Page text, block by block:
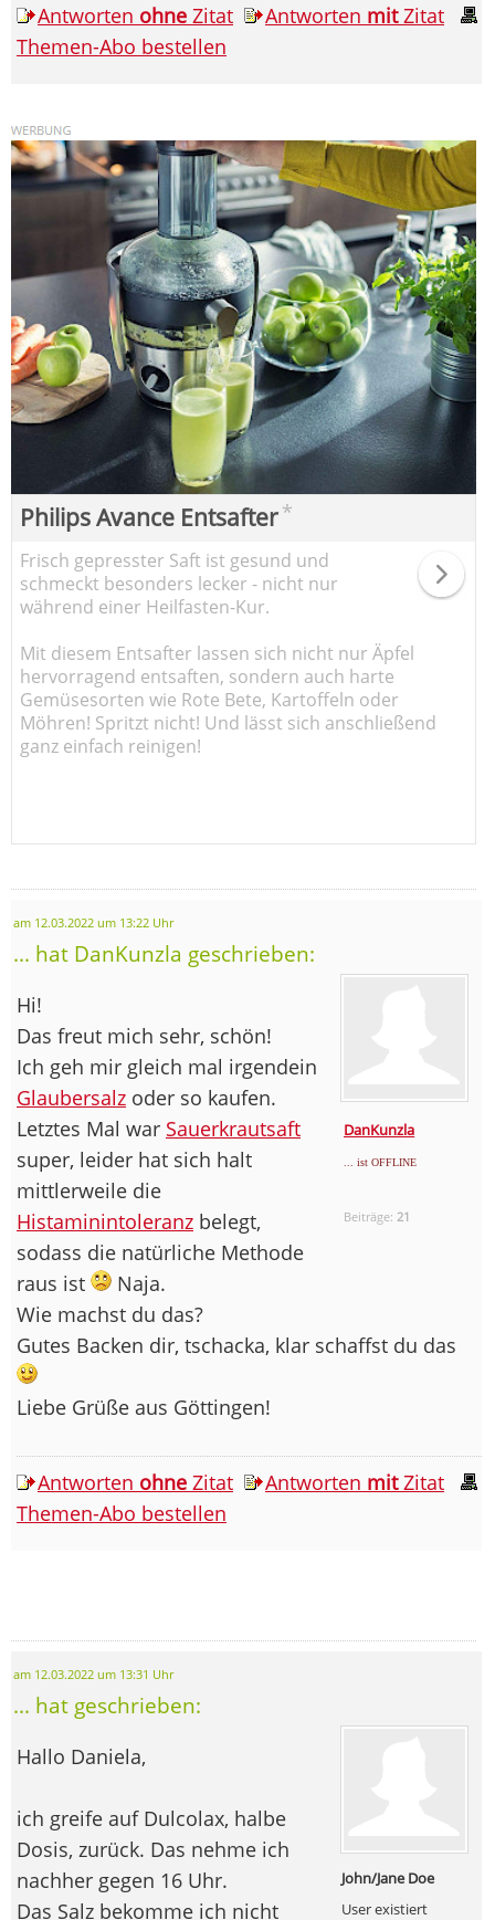
Antworten ohne Zitat Antworten mitZitat
Themen-Abo bestellen
Philips Avance Entsafter*
Frisch gepresster Saft ist gesund und
schmeckt besonders lecker - nicht nur
während einer Heilfasten-Kur.
Mit diesem Entsafter lassen sich nicht nur Äpfel
hervorragend entsaften, sondern auch harte
Gemüsesorten wie Rote Bete, Kartoffeln oder
Möhren! Spritzt nicht! Und lässt sich anschließend
ganz einfach reinigen!
am 12.03.2022 um 13:22 Uhr
... hat DanKunzla geschrieben:
DanKunzla
... ist OFFLINE
Beiträge: 21
Hi!
Das freut mich sehr, schön!
Ich geh mir gleich mal irgendein
Glaubersalz oder so kaufen.
Letztes Mal war Sauerkrautsaft
super, leider hat sich halt
mittlerweile die
Histaminintoleranz belegt,
sodass die natürliche Methode
raus ist
Naja.
Wie machst du das?
Gutes Backen dir, tschacka, klar schaffst du das
Liebe Grüße aus Göttingen!
Antworten ohne Zitat Antworten mitZitat
Themen-Abo bestellen
am 12.03.2022 um 13:31 Uhr
... hat geschrieben:
John/Jane Doe
User existiert
Hallo Daniela,
ich greife auf Dulcolax, halbe
Dosis, zurück. Das nehme ich
nachher gegen 16 Uhr.
Das Salz bekomme ich nicht